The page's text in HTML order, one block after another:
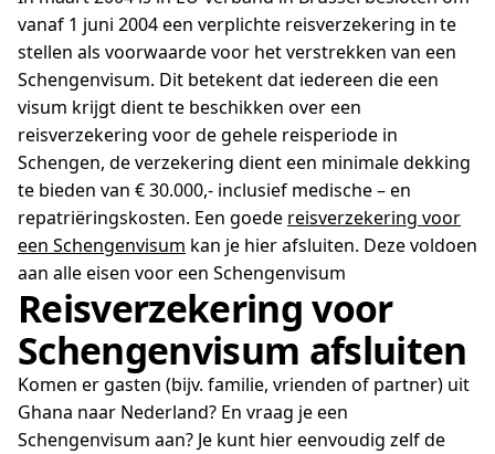
vanaf 1 juni 2004 een verplichte reisverzekering in te
stellen als voorwaarde voor het verstrekken van een
Schengenvisum. Dit betekent dat iedereen die een
visum krijgt dient te beschikken over een
reisverzekering voor de gehele reisperiode in
Schengen, de verzekering dient een minimale dekking
te bieden van € 30.000,- inclusief medische – en
repatriëringskosten. Een goede reisverzekering voor
een Schengenvisum kan je hier afsluiten. Deze voldoen
aan alle eisen voor een Schengenvisum
Reisverzekering voor
Schengenvisum afsluiten
Komen er gasten (bijv. familie, vrienden of partner) uit
Ghana naar Nederland? En vraag je een
Schengenvisum aan? Je kunt hier eenvoudig zelf de